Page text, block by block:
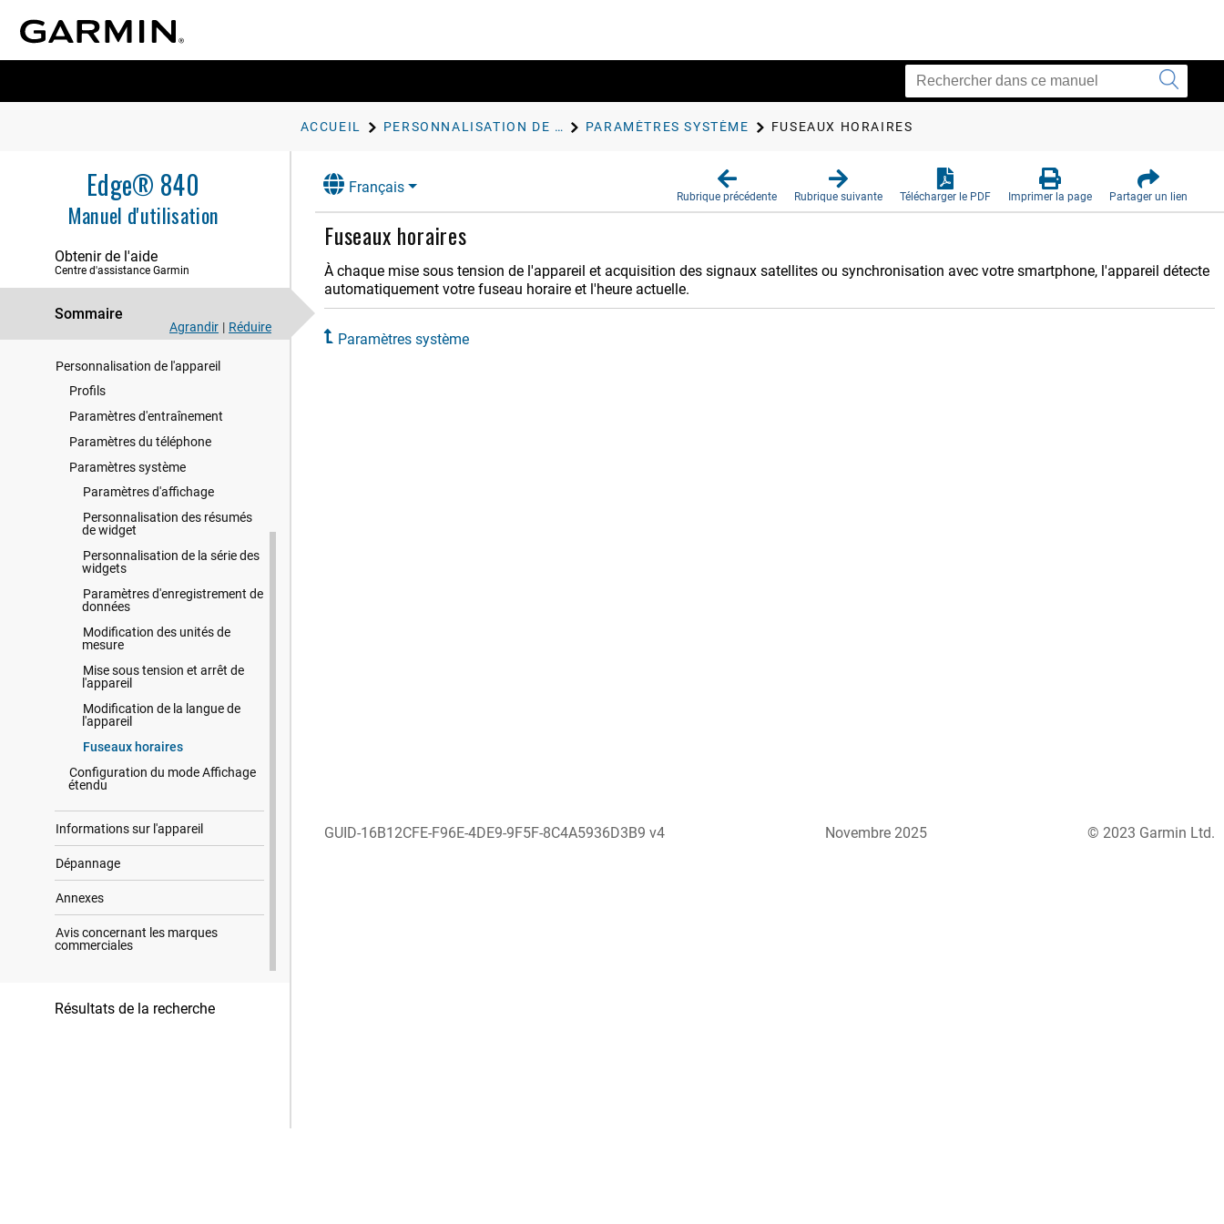
ACCUEIL PERSONNALISATION DE L'APPAREIL PARAMÈTRES SYSTÈME FUSEAUX HORAIRES
Edge® 840
Manuel d'utilisation
Obtenir de l'aide
Centre d'assistance Garmin
Sommaire
Agrandir | Réduire
Mes statistiques
Navigation
Fonctionnalités connectées
Personnalisation de l'appareil
Profils
Paramètres d'entraînement
Paramètres du téléphone
Paramètres système
Paramètres d'affichage
Personnalisation des résumés
de widget
Personnalisation de la série des
widgets
Paramètres d'enregistrement de
données
Modification des unités de
mesure
Mise sous tension et arrêt de
l'appareil
Modification de la langue de
l'appareil
Fuseaux horaires
Configuration du mode Affichage
étendu
Informations sur l'appareil
Dépannage
Annexes
Avis concernant les marques
commerciales
Résultats de la recherche
Français
Rubrique précédente Rubrique suivante Télécharger le PDF Imprimer la page Partager un lien
Fuseaux horaires
À chaque mise sous tension de l'appareil et acquisition des signaux satellites ou synchronisation avec votre smartphone, l'appareil détecte
automatiquement votre fuseau horaire et l'heure actuelle.
Paramètres système
GUID-16B12CFE-F96E-4DE9-9F5F-8C4A5936D3B9 v4 Novembre 2025 © 2023 Garmin Ltd.